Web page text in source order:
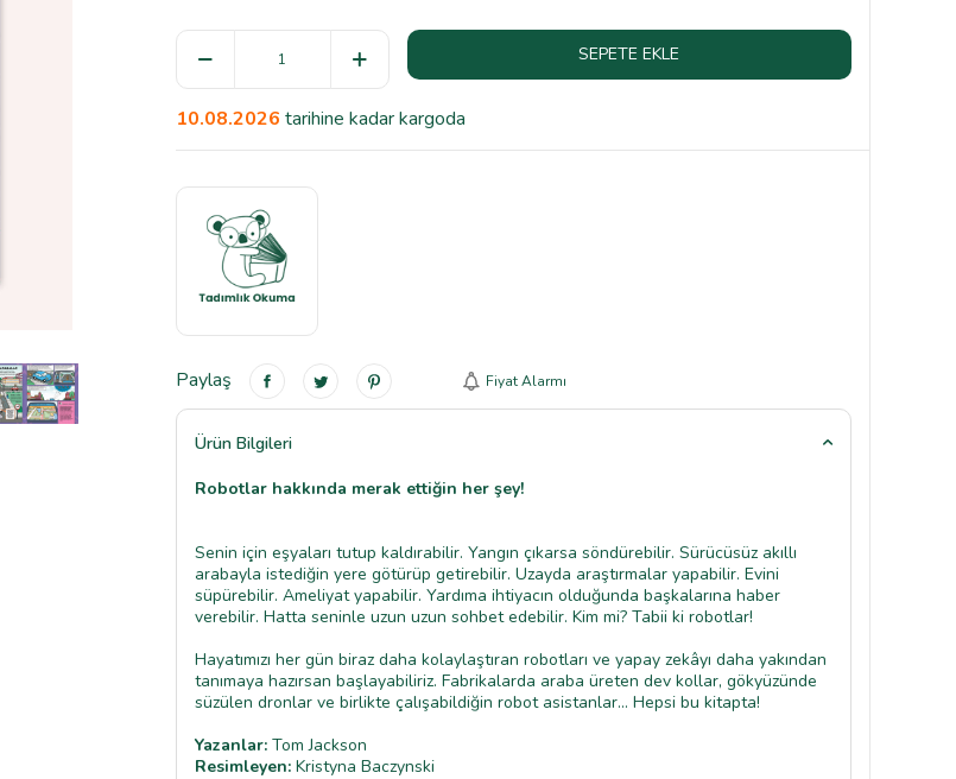
SEPETE EKLE
10.08.2026 tarihine kadar kargoda
Paylaş Fiyat Alarmı
Ürün Bilgileri
Robotlar hakkında merak ettiğin her şey!
Senin için eşyaları tutup kaldırabilir. Yangın çıkarsa söndürebilir. Sürücüsüz akıllı
arabayla istediğin yere götürüp getirebilir. Uzayda araştırmalar yapabilir. Evini
süpürebilir. Ameliyat yapabilir. Yardıma ihtiyacın olduğunda başkalarına haber
verebilir. Hatta seninle uzun uzun sohbet edebilir. Kim mi? Tabii ki robotlar!
Hayatımızı her gün biraz daha kolaylaştıran robotları ve yapay zekâyı daha yakından
tanımaya hazırsan başlayabiliriz. Fabrikalarda araba üreten dev kollar, gökyüzünde
süzülen dronlar ve birlikte çalışabildiğin robot asistanlar... Hepsi bu kitapta!
Yazanlar: Tom Jackson
Resimleyen: Kristyna Baczynski